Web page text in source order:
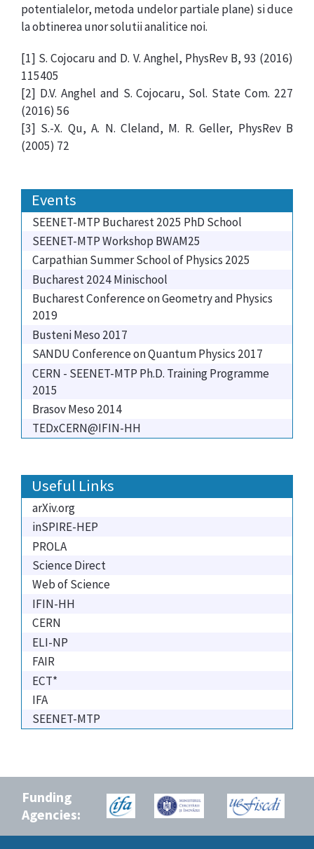
potentialelor, metoda undelor partiale plane) si duce
la obtinerea unor solutii analitice noi.
[1] S. Cojocaru and D. V. Anghel, PhysRev B, 93 (2016)
115405
[2] D.V. Anghel and S. Cojocaru, Sol. State Com. 227
(2016) 56
[3] S.-X. Qu, A. N. Cleland, M. R. Geller, PhysRev B
(2005) 72
Events
SEENET-MTP Bucharest 2025 PhD School
SEENET-MTP Workshop BWAM25
Carpathian Summer School of Physics 2025
Bucharest 2024 Minischool
Bucharest Conference on Geometry and Physics
2019
Busteni Meso 2017
SANDU Conference on Quantum Physics 2017
CERN - SEENET-MTP Ph.D. Training Programme
2015
Brasov Meso 2014
TEDxCERN@IFIN-HH
Useful Links
arXiv.org
inSPIRE-HEP
PROLA
Science Direct
Web of Science
IFIN-HH
CERN
ELI-NP
FAIR
ECT*
IFA
SEENET-MTP
Funding
Agencies: